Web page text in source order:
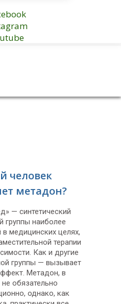
человек
метадон?
— синтетический
группы наиболее
медицинских целях,
терапии
Как и другие
группы — вызывает
Метадон, в
не обязательно
однако, как